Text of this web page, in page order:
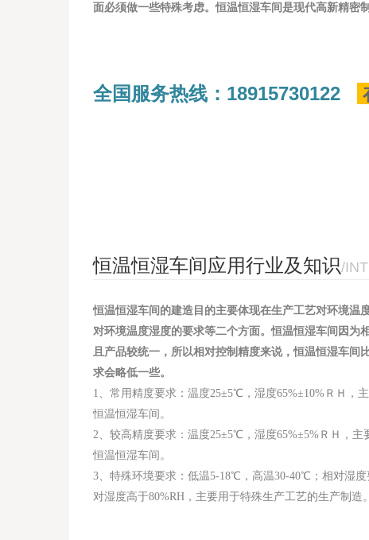
面必须做一些特殊考虑。恒温恒湿车间是现代高新精密
全国服务热线：18915730122
恒温恒湿车间应用行业及知识/
恒温恒湿车间的建造目的主要体现在生产工艺对环境温
对环境温度湿度的要求等二个方面。恒温恒湿车间因为
且产品较统一，所以相对控制精度来说，恒温恒湿车间
求会略低一些。
1、常用精度要求：温度25±5℃，湿度65%±10%ＲＨ，
恒温恒湿车间。
2、较高精度要求：温度25±5℃，湿度65%±5%ＲＨ，主
恒温恒湿车间。
3、特殊环境要求：低温5-18℃，高温30-40℃；相对湿度
对湿度高于80%RH，主要用于特殊生产工艺的生产制造。